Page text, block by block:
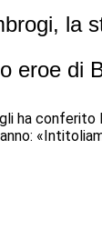
la
eroe di
ha conferito